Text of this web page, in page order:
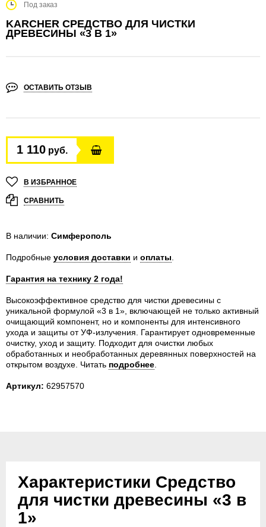
Под заказ
KARCHER СРЕДСТВО ДЛЯ ЧИСТКИ
ДРЕВЕСИНЫ «3 В 1»
ОСТАВИТЬ ОТЗЫВ
1 110 руб.
В ИЗБРАННОЕ
СРАВНИТЬ
В наличии: Симферополь
Подробные условия доставки и оплаты
Гарантия на технику 2 года!
Высокоэффективное средство для чистки древесины с
уникальной формулой «3 в 1», включающей не только активный
очищающий компонент, но и компоненты для интенсивного
ухода и защиты от УФ-излучения. Гарантирует одновременные
очистку, уход и защиту. Подходит для очистки любых
обработанных и необработанных деревянных поверхностей на
открытом воздухе. Читать подробнее
Артикул: 62957570
Характеристики Средство
для чистки древесины «3 в
1»